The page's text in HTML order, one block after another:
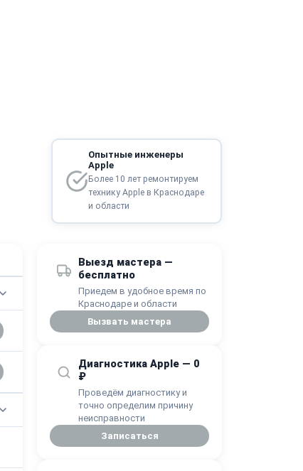
Опытные инженеры
Apple
Более 10 лет ремонтируем
технику Apple в Краснодаре
и области
Выезд мастера —
бесплатно
Приедем в удобное время по
Краснодаре и области
Вызвать мастера
Диагностика Apple — 0
₽
Проведём диагностику и
точно определим причину
неисправности
Записаться